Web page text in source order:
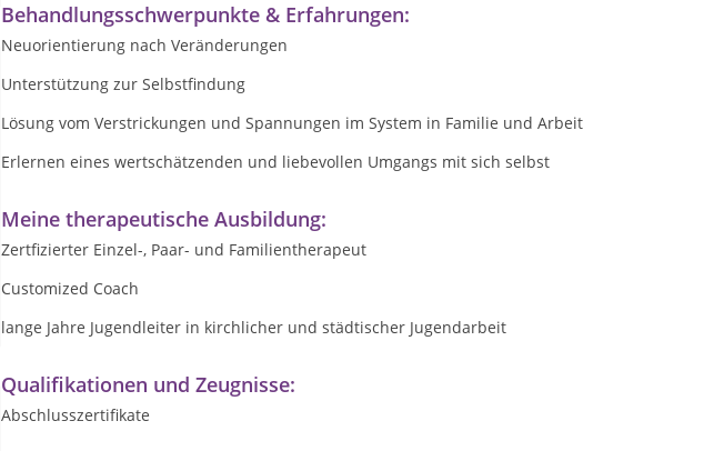
Behandlungsschwerpunkte & Erfahrungen:
Neuorientierung nach Veränderungen
Unterstützung zur Selbstfindung
Lösung vom Verstrickungen und Spannungen im System in Familie und Arbeit
Erlernen eines wertschätzenden und liebevollen Umgangs mit sich selbst
Meine therapeutische Ausbildung:
Zertfizierter Einzel-, Paar- und Familientherapeut
Customized Coach
lange Jahre Jugendleiter in kirchlicher und städtischer Jugendarbeit
Qualifikationen und Zeugnisse:
Abschlusszertifikate